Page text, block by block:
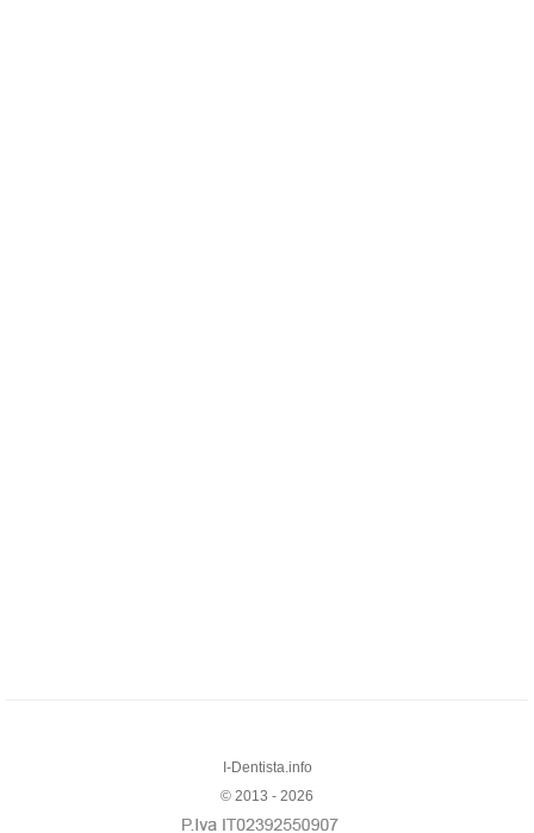
I-Dentista.info
© 2013 - 2026